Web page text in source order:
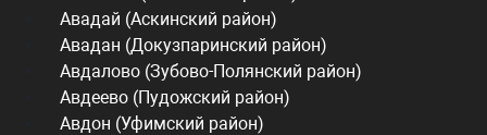
Авадай (Аскинский район)
Авадан (Докузпаринский район)
Авдалово (Зубово-Полянский район)
Авдеево (Пудожский район)
Авдон (Уфимский район)